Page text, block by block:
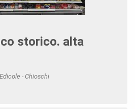
storico. alta
- Chioschi